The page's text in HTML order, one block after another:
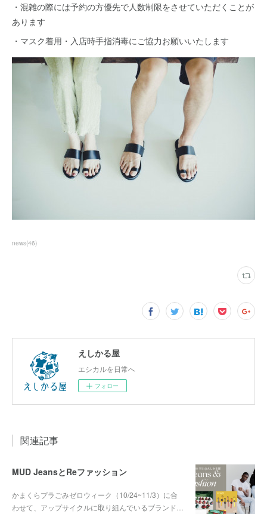
・混雑の際には予約の方優先で人数制限をさせていただくことが
あります
・マスク着用・入店時手指消毒にご協力お願いいたします
news(46)
えしかる屋
エシカルを日常へ
フォロー
関連記事
MUD JeansとReファッション
かまくらプラごみゼロウィーク（10/24~11/3）に合
わせて、アップサイクルに取り組んでいるブランド…